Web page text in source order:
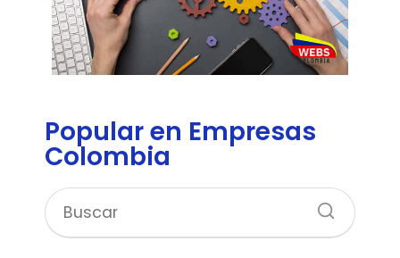
Popular en Empresas
Colombia